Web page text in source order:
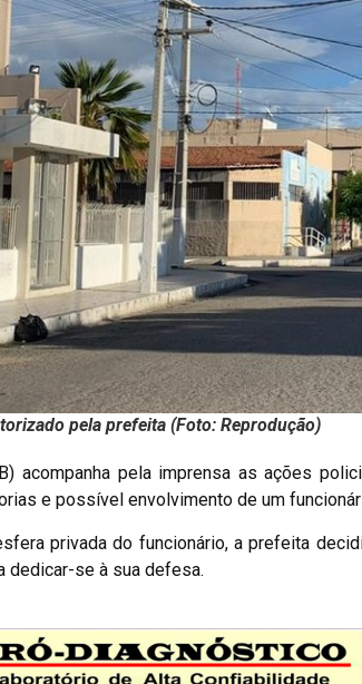
pela prefeita (Foto: Reprodução)
acompanha pela imprensa as ações
e possível envolvimento de um
privada do funcionário, a prefeita
dedicar-se à sua defesa.